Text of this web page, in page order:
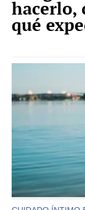
hacerlo,
qué